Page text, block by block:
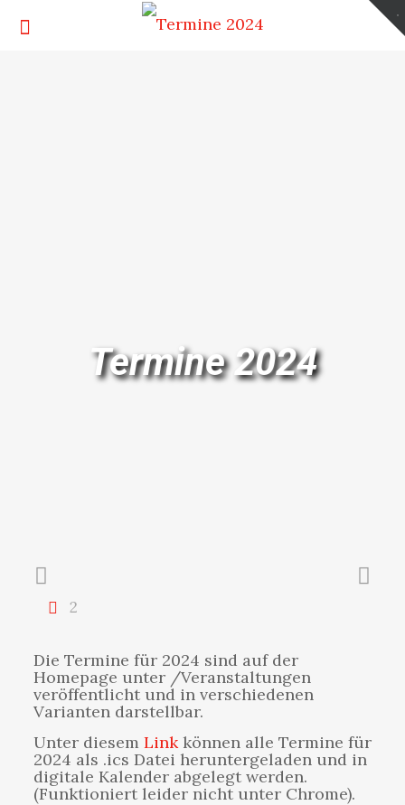
Termine 2024
2
Die Termine für 2024 sind auf der
Homepage unter /Veranstaltungen
veröffentlicht und in verschiedenen
Varianten darstellbar.
Unter diesem Linkkönnen alle Termine für
2024 als .ics Datei heruntergeladen und in
digitale Kalender abgelegt werden.
(Funktioniert leider nicht unter Chrome).